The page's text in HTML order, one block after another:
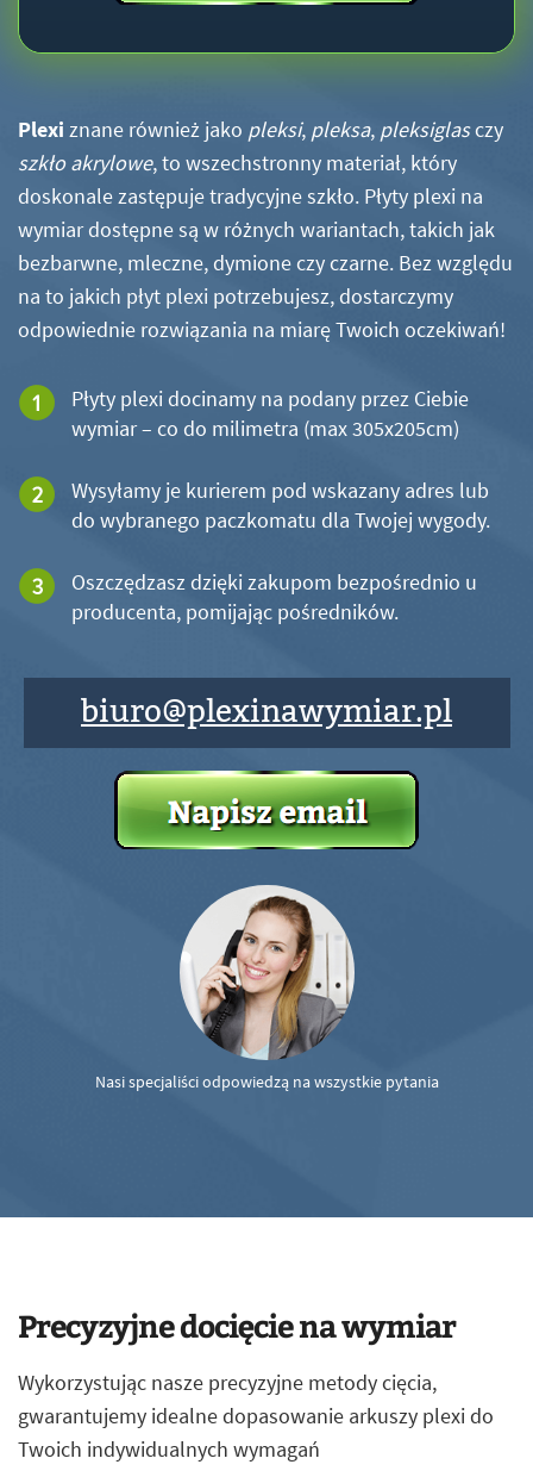
Plexi znane również jako pleksi, pleksa, pleksiglasczy
szkło akrylowe, to wszechstronny materiał, który
doskonale zastępuje tradycyjne szkło. Płyty plexi na
wymiar dostępne są w różnych wariantach, takich jak
bezbarwne, mleczne, dymione czy czarne. Bez względu
na to jakich płyt plexi potrzebujesz, dostarczymy
odpowiednie rozwiązania na miarę Twoich oczekiwań!
Płyty plexi docinamy na podany przez Ciebie
wymiar – co do milimetra (max 305x205cm)
Wysyłamy je kurierem pod wskazany adres lub
do wybranego paczkomatu dla Twojej wygody.
Oszczędzasz dzięki zakupom bezpośrednio u
producenta, pomijając pośredników.
biuro@plexinawymiar.pl
Nasi specjaliści odpowiedzą na wszystkie pytania
Precyzyjne docięcie na wymiar
Wykorzystując nasze precyzyjne metody cięcia,
gwarantujemy idealne dopasowanie arkuszy plexi do
Twoich indywidualnych wymagań